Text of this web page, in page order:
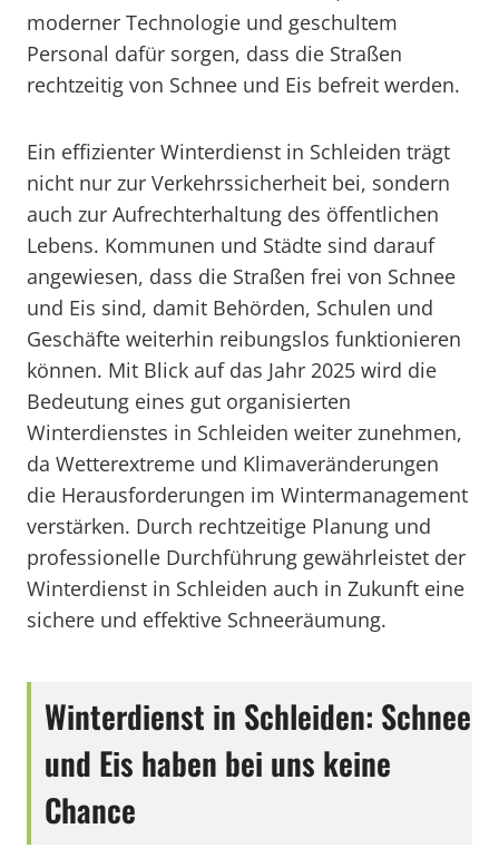
moderner Technologie und geschultem
Personal dafür sorgen, dass die Straßen
rechtzeitig von Schnee und Eis befreit werden.
Ein effizienter Winterdienst in Schleiden trägt
nicht nur zur Verkehrssicherheit bei, sondern
auch zur Aufrechterhaltung des öffentlichen
Lebens. Kommunen und Städte sind darauf
angewiesen, dass die Straßen frei von Schnee
und Eis sind, damit Behörden, Schulen und
Geschäfte weiterhin reibungslos funktionieren
können. Mit Blick auf das Jahr 2025 wird die
Bedeutung eines gut organisierten
Winterdienstes in Schleiden weiter zunehmen,
da Wetterextreme und Klimaveränderungen
die Herausforderungen im Wintermanagement
verstärken. Durch rechtzeitige Planung und
professionelle Durchführung gewährleistet der
Winterdienst in Schleiden auch in Zukunft eine
sichere und effektive Schneeräumung.
Winterdienst in Schleiden: Schnee
und Eis haben bei uns keine
Chance